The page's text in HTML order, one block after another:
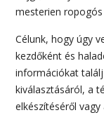
mesterien
Célunk, hogy úgy
kezdőként és
információkat
kiválasztásáról, a
elkészítéséről